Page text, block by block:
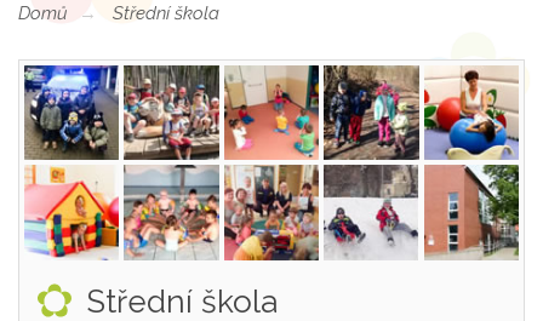
Domů Střední škola
Střední škola